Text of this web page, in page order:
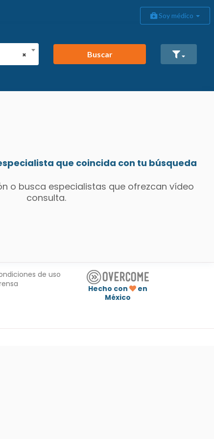
Soy médico
×
Buscar
que coincida con tu búsqueda
o busca especialistas que ofrezcan vídeo
consulta.
de uso
Hecho con
en
México